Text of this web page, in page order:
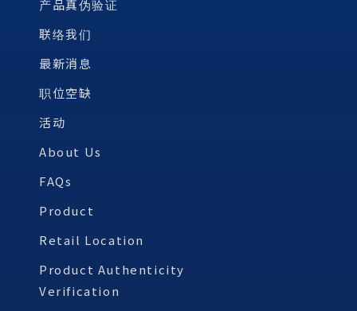
产品真伪验证
联络我们
最新消息
职位空缺
活动
About Us
FAQs
Product
Retail Location
Product Authenticity
Verification